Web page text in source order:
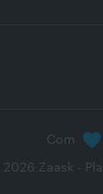
Com
2026 Zaask -